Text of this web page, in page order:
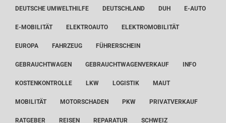
DEUTSCHE UMWELTHILFE DEUTSCHLAND DUH E-AUTO
E-MOBILITÄT ELEKTROAUTO ELEKTROMOBILITÄT
EUROPA FAHRZEUG FÜHRERSCHEIN
GEBRAUCHTWAGEN GEBRAUCHTWAGENVERKAUF INFO
KOSTENKONTROLLE LKW LOGISTIK MAUT
MOBILITÄT MOTORSCHADEN PKW PRIVATVERKAUF
RATGEBER REISEN REPARATUR SCHWEIZ